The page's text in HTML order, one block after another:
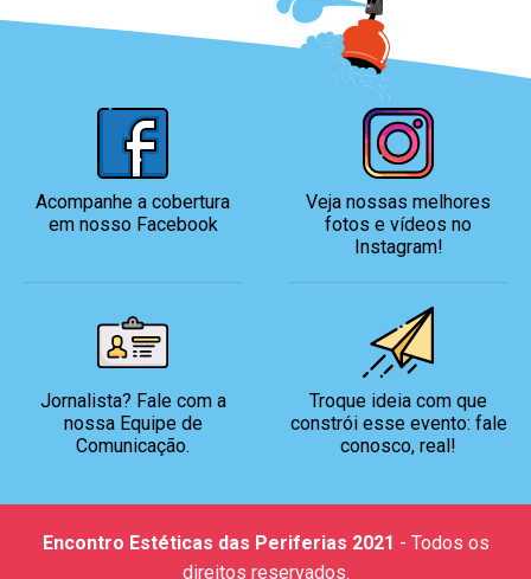
Acompanhe a cobertura
em nosso Facebook
Veja nossas melhores
fotos e vídeos no
Instagram!
Jornalista? Fale com a
nossa Equipe de
Comunicação.
Troque ideia com que
constrói esse evento: fale
conosco, real!
Encontro Estéticas das Periferias 2021 - Todos os
direitos reservados.